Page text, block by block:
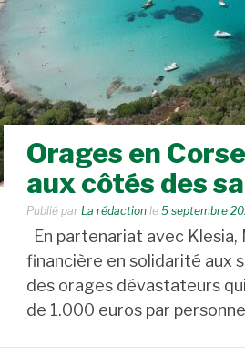
Orages en
aux côtés des
Publié par La rédaction le 5 septembre
En partenariat avec
financière en solidarité aux
des orages dévastateurs
de 1.000 euros par